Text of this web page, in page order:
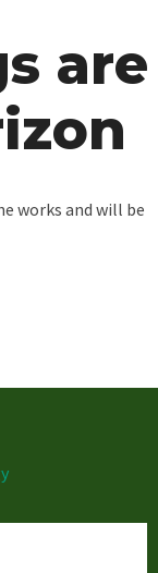
are
works and will be